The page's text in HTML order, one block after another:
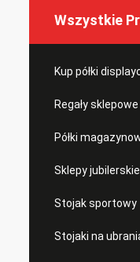
Wszystkie
Kup półki
Regały
Półki
Sklepy jubilerskie
Stojak sportowy
Stojaki na